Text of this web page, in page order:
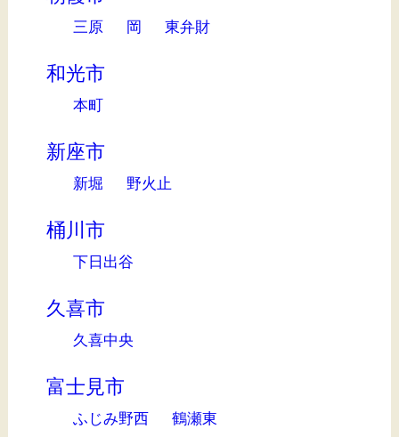
三原 岡 東弁財
和光市
本町
新座市
新堀 野火止
桶川市
下日出谷
久喜市
久喜中央
富士見市
ふじみ野西 鶴瀬東